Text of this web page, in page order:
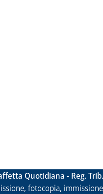
Quotidiana - Reg.
fotocopia,